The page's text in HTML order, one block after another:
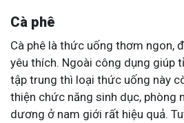
Cà phê
Cà phê là thức uống thơm ngon,
yêu thích. Ngoài công dụng giúp
tập trung thì loại thức uống này
thiện chức năng sinh dục, phòng
dương ở nam giới rất hiệu quả.